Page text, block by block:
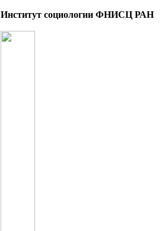
Институт социологии ФНИСЦ РАН